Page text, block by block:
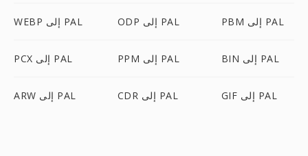
WEBP إلى PAL ODP إلى PAL PBM إلى PAL
PCX إلى PAL PPM إلى PAL BIN إلى PAL
ARW إلى PAL CDR إلى PAL GIF إلى PAL